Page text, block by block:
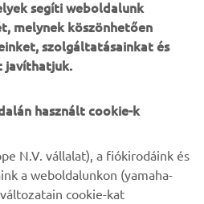
mind a játékosok élményét.
10 éve segít a golfozóknak
megtalálni és használni a
mint 25 000 golfpályáról nyújt
és több mint 20 országban
lehet időpontot foglalni a
segíti weboldalunk
melynek köszönhetően
szolgáltatásainkat és
javíthatjuk.
használt cookie-k
N.V. vállalat), a fiókirodáink és
a weboldalunkon (yamaha-
cookie-kat